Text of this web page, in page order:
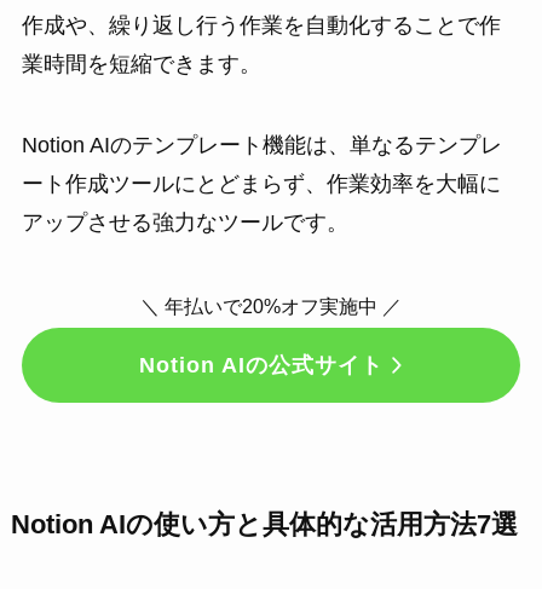
作成や、繰り返し行う作業を自動化することで作
業時間を短縮できます。
Notion AIのテンプレート機能は、単なるテンプレ
ート作成ツールにとどまらず、作業効率を大幅に
アップさせる強力なツールです。
＼ 年払いで20%オフ実施中 ／
Notion AIの公式サイト
Notion AIの使い方と具体的な活用方法7選